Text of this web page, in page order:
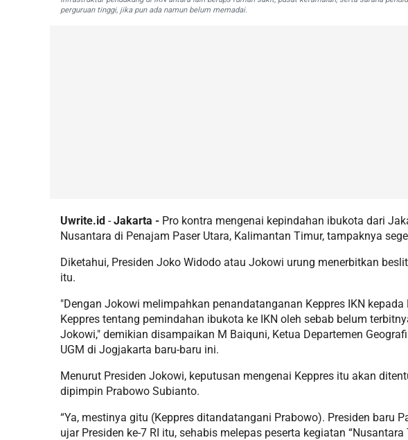
perguruan tinggi, jika pun ada namun belum memadai.
Uwrite.id -Jakarta - Pro kontra mengenai kepindahan ibukota dari
Nusantara di Penajam Paser Utara, Kalimantan Timur, tampaknya
Diketahui, Presiden Joko Widodo atau Jokowi urung menerbitkan
itu.
"Dengan Jokowi melimpahkan penandatanganan Keppres IKN
Keppres tentang pemindahan ibukota ke IKN oleh sebab belum
Jokowi," demikian disampaikan M Baiquni, Ketua Departemen
UGM di Jogjakarta baru-baru ini.
Menurut Presiden Jokowi, keputusan mengenai Keppres itu akan
dipimpin Prabowo Subianto.
“Ya, mestinya gitu (Keppres ditandatangani Prabowo). Presiden baru
ujar Presiden ke-7 RI itu, sehabis melepas peserta kegiatan “Nusantara